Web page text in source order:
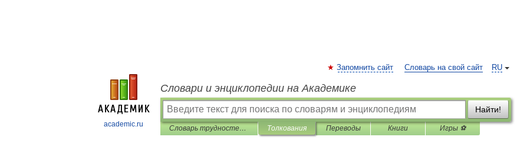
academic.ru
RU
Запомнить сайт Словарь на свой сайт
Словари и энциклопедии на Академике
Найти!
Словарь трудностей произношения и ударения в современном русском языке Толкования Переводы Книги Игры ⚽